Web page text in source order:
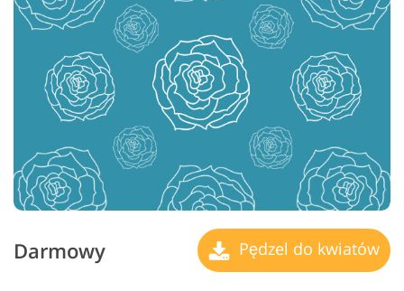
Darmowy Pędzel do kwiatów